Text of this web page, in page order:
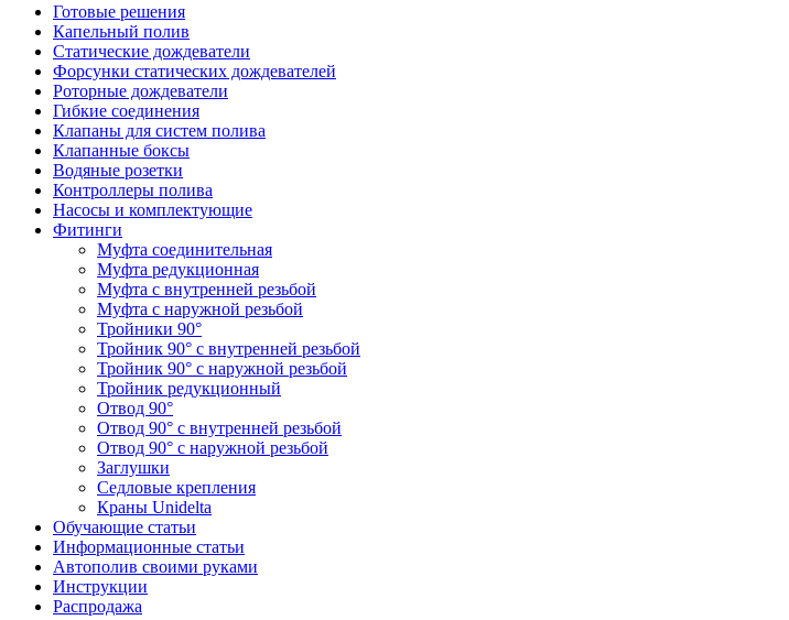
Готовые решения
Капельный полив
Статические дождеватели
Форсунки статических дождевателей
Роторные дождеватели
Гибкие соединения
Клапаны для систем полива
Клапанные боксы
Водяные розетки
Контроллеры полива
Насосы и комплектующие
Фитинги
Муфта соединительная
Муфта редукционная
Муфта с внутренней резьбой
Муфта с наружной резьбой
Тройники 90°
Тройник 90° с внутренней резьбой
Тройник 90° с наружной резьбой
Тройник редукционный
Отвод 90°
Отвод 90° с внутренней резьбой
Отвод 90° с наружной резьбой
Заглушки
Седловые крепления
Краны Unidelta
Обучающие статьи
Информационные статьи
Автополив своими руками
Инструкции
Распродажа